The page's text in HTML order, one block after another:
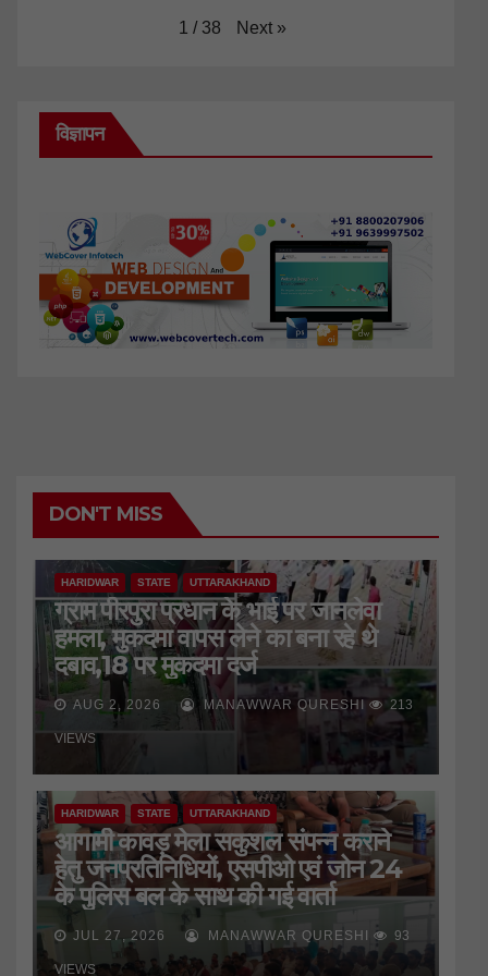
1 / 38 Next »
विज्ञापन
DON'T MISS
HARIDWAR STATE UTTARAKHAND
ग्राम पीरपुरा प्रधान के भाई पर जानलेवा
हमला, मुकदमा वापस लेने का बना रहे थे
दबाव,18 पर मुकदमा दर्ज
AUG 2, 2026 MANAWWAR QURESHI 213
VIEWS
HARIDWAR STATE UTTARAKHAND
आगामी कावड़ मेला सकुशल संपन्न कराने
हेतु जनप्रतिनिधियों, एसपीओ एवं जोन 24
के पुलिस बल के साथ की गई वार्ता
JUL 27, 2026 MANAWWAR QURESHI 93
VIEWS
HARIDWAR STATE UTTARAKHAND